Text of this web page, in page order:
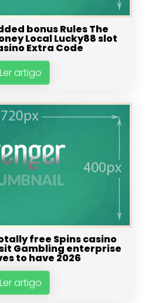
bonus Rules The
Local Lucky88 slot
Extra Code
Ler artigo
free Spins casino
Gambling enterprise
to have 2026
Ler artigo